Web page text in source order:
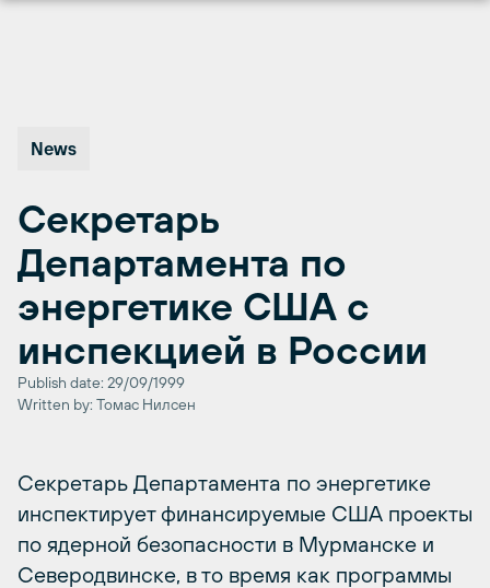
News
Секретарь
Департамента по
энергетике США с
инспекцией в России
Publish date: 29/09/1999
Written by: Томас Нилсен
Секретарь Департамента по энергетике
инспектирует финансируемые США проекты
по ядерной безопасности в Мурманске и
Северодвинске, в то время как программы